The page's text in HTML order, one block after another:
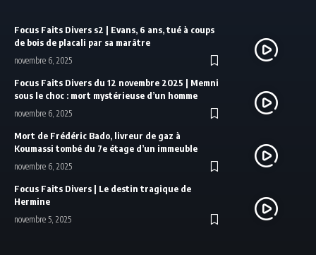
Focus Faits Divers s2 | Evans, 6 ans, tué à coups
de bois de placali par sa marâtre
novembre 6, 2025
Focus Faits Divers du 12 novembre 2025 | Memni
sous le choc : mort mystérieuse d’un homme
novembre 6, 2025
Mort de Frédéric Bado, livreur de gaz à
Koumassi tombé du 7e étage d’un immeuble
novembre 6, 2025
Focus Faits Divers | Le destin tragique de
Hermine
novembre 5, 2025